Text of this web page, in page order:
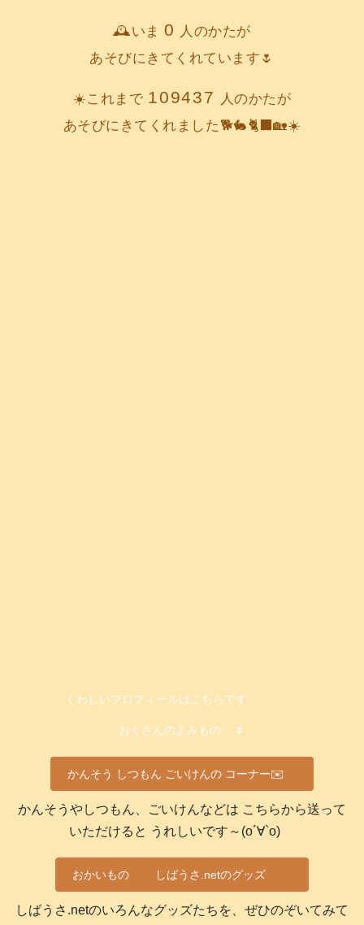
🕰️いま0 人のかたが
あそびにきてくれています🌷
☀️これまで 109437
人のかたが
あそびにきてくれました🐕️🐇🐈‍⬛🏡☀️
くわしいプロフィールはこちらです
おくさんのよみもの 🌷
かんそう しつもん ごいけんの コーナー✉️
かんそうやしつもん、ごいけんなどは こちらから送って
いただけると うれしいです～(о´∀`о)
おかいもの しばうさ.netのグッズ
しばうさ.netのいろんなグッズたちを、ぜひのぞいてみて